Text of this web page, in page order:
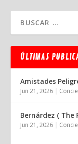
ÚLTIMAS
Amistades
Jun 21, 2026 |
Bernárdez ( The
Jun 21, 2026 |